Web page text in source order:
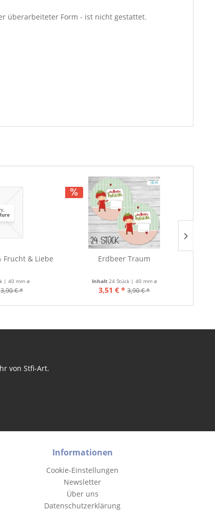
überarbeiteter Form - ist nicht gestattet.
Frucht & Liebe
| 40 mm ø
3,90 € *
Erdbeer Traum
Inhalt 24 Stück | 40 mm ø
3,51 € * 3,90 € *
Informationen
Cookie-Einstellungen
Newsletter
Über uns
Datenschutzerklärung
von Stfi-Art.